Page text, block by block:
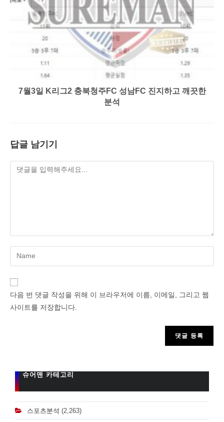
7월3일 K리그2 충북청주FC 성남FC 진지하고 깨끗한
분석
답글 남기기
Enter
your
name
다음 번 댓글 작성을 위해 이 브라우저에 이름, 이메일, 그리고 웹
사이트를 저장합니다.
슈어맨 카테고리
스포츠분석 (2,263)